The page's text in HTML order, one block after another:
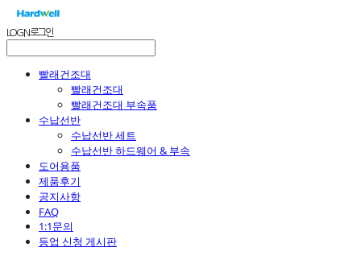
LOG IN로그인
빨래건조대
빨래건조대
빨래건조대 부속품
수납선반
수납선반 세트
수납선반 하드웨어 & 부속
도어용품
제품후기
공지사항
FAQ
1:1문의
등업 신청 게시판